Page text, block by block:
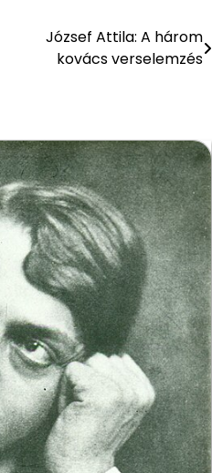
József Attila: A három
kovács verselemzés